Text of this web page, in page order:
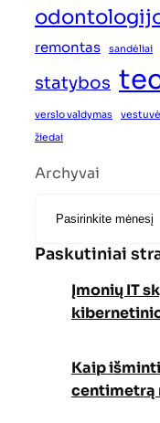
remontas sandėliai
statybos
verslo valdymas
žiedai
Archyvai
Paskutiniai
Įmonių IT
Kaip
centimetrą